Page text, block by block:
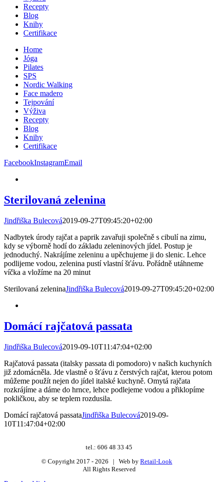
Recepty
Blog
Knihy
Certifikace
Home
Jóga
Pilates
SPS
Nordic Walking
Face madero
Tejpování
Výživa
Recepty
Blog
Knihy
Certifikace
FacebookInstagramEmail
Sterilovaná zelenina
Jindřiška Bulecová2019-09-27T09:45:20+02:00
Nadbytek úrody rajčat a paprik zavařuji společně s cibulí na zimu,
kdy se výborně hodí do základu zeleninových jídel. Postup je
jednoduchý. Nakrájíme zeleninu a upěchujeme ji do slenic. Lehce
podlijeme vodou, zelenina pustí vlastní šťávu. Pořádně utáhneme
víčka a vložíme na 20 minut
Sterilovaná zeleninaJindřiška Bulecová2019-09-27T09:45:20+02:00
Domácí rajčatová passata
Jindřiška Bulecová2019-09-10T11:47:04+02:00
Rajčatová passata (italsky passata di pomodoro) v našich kuchyních
již zdomácněla. Jde vlastně o šťávu z čerstvých rajčat, kterou potom
můžeme použít nejen do jídel italské kuchyně. Omytá rajčata
rozkrájíme a dáme do hrnce, lehce podlejeme vodou a přiklopíme
pokličkou, aby se teplem rozdusila.
Domácí rajčatová passataJindřiška Bulecová2019-09-
10T11:47:04+02:00
tel.: 606 48 33 45
© Copyright 2017 - 2026 | Web by Retail-Look
All Rights Reserved